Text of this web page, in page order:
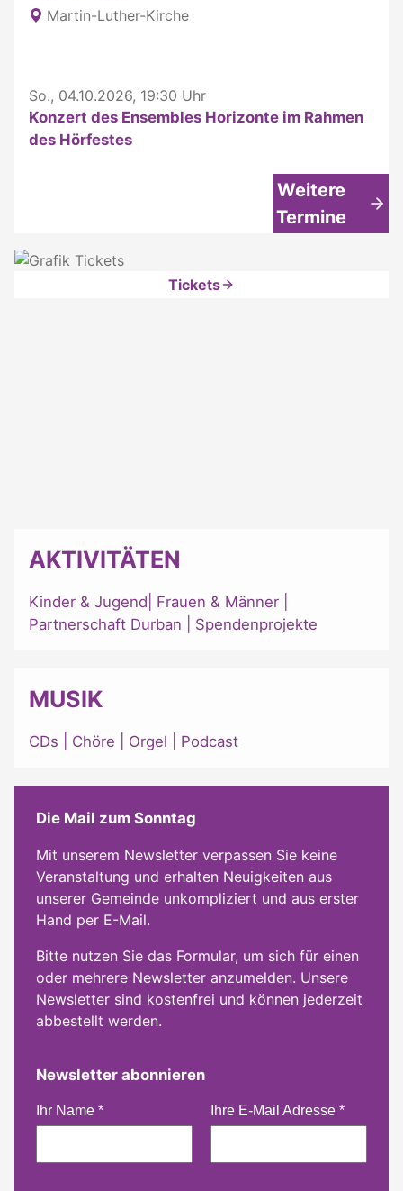
Martin-Luther-Kirche
So., 04.10.2026, 19:30 Uhr
Konzert des Ensembles Horizonte im Rahmen
des Hörfestes
Weitere
Termine
Tickets
AKTIVITÄTEN
Kinder & Jugend Frauen & Männer
Partnerschaft Durban
Spendenprojekte
MUSIK
CDs Chöre Orgel Podcast
Die Mail zum Sonntag
Mit unserem Newsletter verpassen Sie keine
Veranstaltung und erhalten Neuigkeiten aus
unserer Gemeinde unkompliziert und aus erster
Hand per E-Mail.
Bitte nutzen Sie das Formular, um sich für einen
oder mehrere Newsletter anzumelden. Unsere
Newsletter sind kostenfrei und können jederzeit
abbestellt werden.
Newsletter abonnieren
Ihr Name * Ihre E-Mail Adresse *